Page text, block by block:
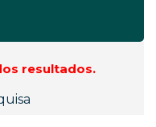
resultados.